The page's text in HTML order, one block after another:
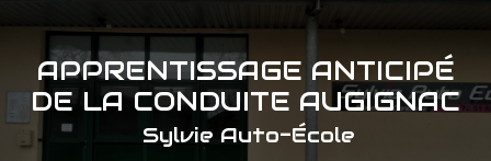
APPRENTISSAGE ANTICIPÉ
DE LA CONDUITE AUGIGNAC
Sylvie Auto-École